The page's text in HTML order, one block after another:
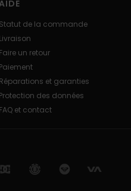
Statut de la commande
Livraison
Faire un retour
Paiement
Réparations et garanties
Protection des données
FAQ et contact